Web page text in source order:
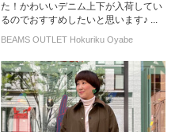
た！かわいいデニム上下が入荷してい
るのでおすすめしたいと思います♪ ...
BEAMS OUTLET Hokuriku Oyabe